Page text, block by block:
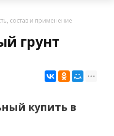
состав и применение
грунт
купить в